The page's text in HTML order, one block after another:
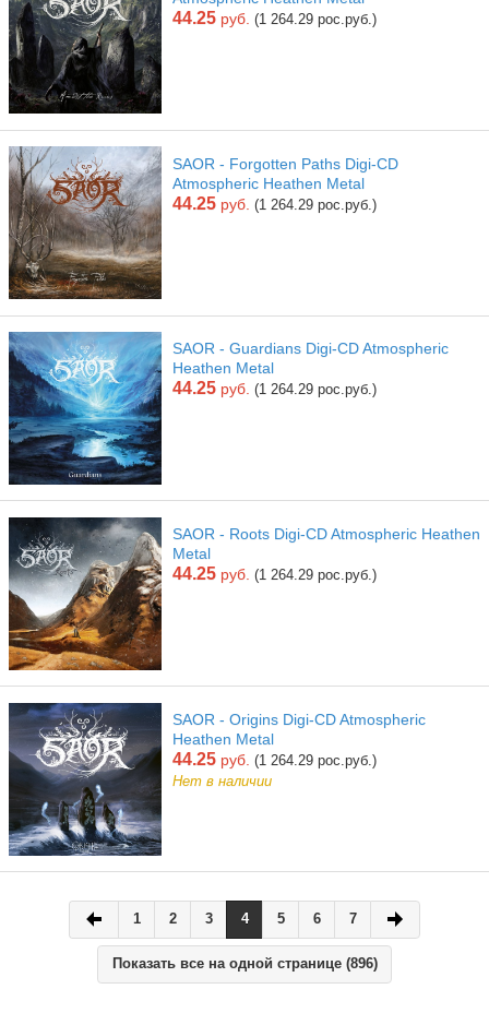
44.25 руб. (1 264.29 рос.руб.)
SAOR - Forgotten Paths Digi-CD
Atmospheric Heathen Metal
44.25 руб. (1 264.29 рос.руб.)
SAOR - Guardians Digi-CD Atmospheric
Heathen Metal
44.25 руб. (1 264.29 рос.руб.)
SAOR - Roots Digi-CD Atmospheric Heathen
Metal
44.25 руб. (1 264.29 рос.руб.)
SAOR - Origins Digi-CD Atmospheric
Heathen Metal
44.25 руб. (1 264.29 рос.руб.)
Нет в наличии
1 2 3 4 5 6 7
Показать все на одной странице (896)